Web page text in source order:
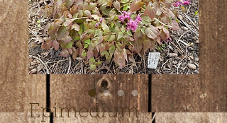
Epimedium